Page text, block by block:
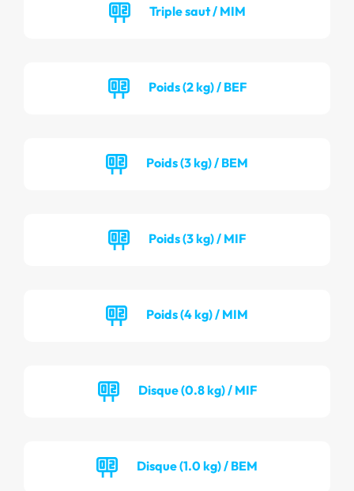
Triple saut / MIM
Poids (2 kg) / BEF
Poids (3 kg) / BEM
Poids (3 kg) / MIF
Poids (4 kg) / MIM
Disque (0.8 kg) / MIF
Disque (1.0 kg) / BEM